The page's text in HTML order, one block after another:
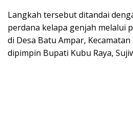
Langkah tersebut ditandai
perdana kelapa genjah melalui
di Desa Batu Ampar,
dipimpin Bupati Kubu Raya,